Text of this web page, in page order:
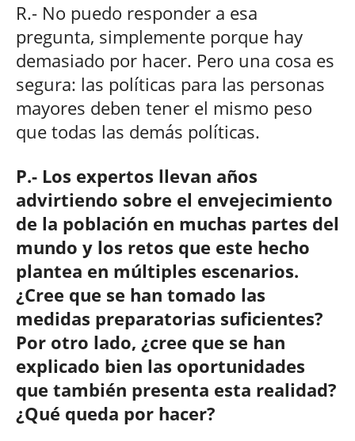
R.- No puedo responder a esa
pregunta, simplemente porque hay
demasiado por hacer. Pero una cosa es
segura: las políticas para las personas
mayores deben tener el mismo peso
que todas las demás políticas.
P.- Los expertos llevan años
advirtiendo sobre el envejecimiento
de la población en muchas partes del
mundo y los retos que este hecho
plantea en múltiples escenarios.
¿Cree que se han tomado las
medidas preparatorias suficientes?
Por otro lado, ¿cree que se han
explicado bien las oportunidades
que también presenta esta realidad?
¿Qué queda por hacer?